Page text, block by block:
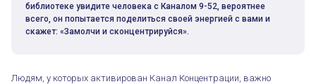
библиотеке увидите человека с Каналом 9-52, вероятнее
всего, он попытается поделиться своей энергией с вами и
скажет: «Замолчи и сконцентрируйся».
Людям, у которых активирован Канал Концентрации, важно